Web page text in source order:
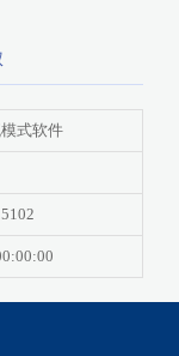
式软件